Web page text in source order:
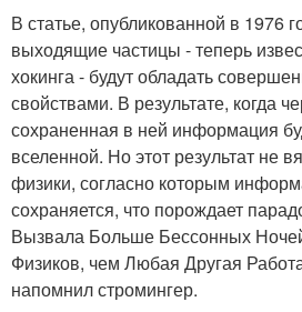
В статье, опубликованной в 1976
выходящие частицы - теперь
хокинга - будут обладать
свойствами. В результате, когда
сохраненная в ней информация
вселенной. Но этот результат не
физики, согласно которым
сохраняется, что порождает
Вызвала Больше Бессонных
Физиков, чем Любая Другая
напомнил стромингер.